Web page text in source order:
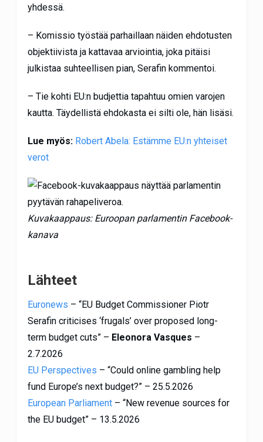
yhdessä.
– Komissio työstää parhaillaan näiden ehdotusten
objektiivista ja kattavaa arviointia, joka pitäisi
julkistaa suhteellisen pian, Serafin kommentoi.
– Tie kohti EU:n budjettia tapahtuu omien varojen
kautta. Täydellistä ehdokasta ei silti ole, hän lisäsi.
Lue myös: Robert Abela: Estämme EU:n yhteiset
verot
Kuvakaappaus: Euroopan parlamentin Facebook-
kanava
Lähteet
Euronews – “EU Budget Commissioner Piotr
Serafin criticises ‘frugals’ over proposed long-
term budget cuts” – Eleonora Vasques –
2.7.2026
EU Perspectives – “Could online gambling help
fund Europe’s next budget?” – 25.5.2026
European Parliament– “New revenue sources for
the EU budget” – 13.5.2026